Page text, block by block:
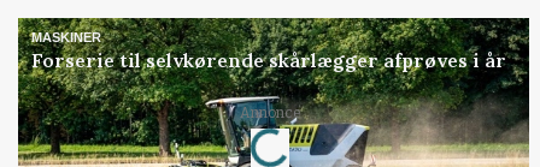
MASKINER
Forserie til selvkørende skårlægger afprøves i år
Annonce
Loading...